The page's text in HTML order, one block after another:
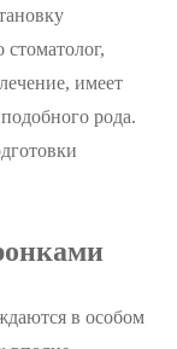
имеет
рода.
в особом